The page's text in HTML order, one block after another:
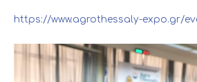
https://www.agrothessaly-expo.gr/